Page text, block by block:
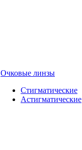
Очковые линзы
Стигматические
Астигматические